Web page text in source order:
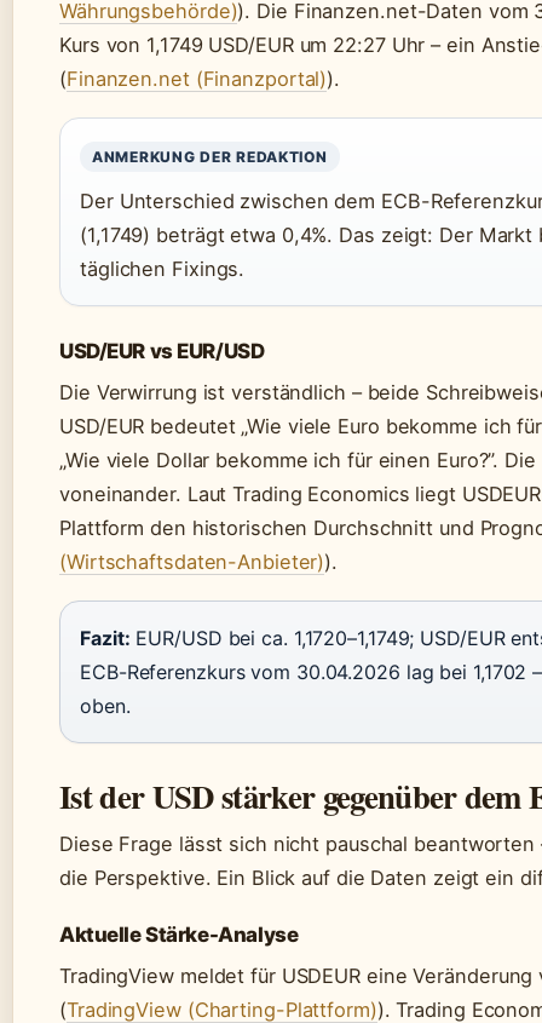
Währungsbehörde)). Die Finanzen.net-Daten vom
Kurs von 1,1749 USD/EUR um 22:27 Uhr – ein
(Finanzen.net (Finanzportal)).
ANMERKUNG DER REDAKTION
Der Unterschied zwischen dem ECB-
(1,1749) beträgt etwa 0,4%. Das zeigt: Der
täglichen Fixings.
USD/EUR vs EUR/USD
Die Verwirrung ist verständlich – beide
USD/EUR bedeutet „Wie viele Euro bekomme ich
„Wie viele Dollar bekomme ich für einen Euro?”.
voneinander. Laut Trading Economics liegt
Plattform den historischen Durchschnitt und
(Wirtschaftsdaten-Anbieter)).
Fazit: EUR/USD bei ca. 1,1720–1,1749; USD/EUR
ECB-Referenzkurs vom 30.04.2026 lag bei
oben.
Ist der USD stärker gegenüber dem
Diese Frage lässt sich nicht pauschal
die Perspektive. Ein Blick auf die Daten zeigt ein
Aktuelle Stärke-Analyse
TradingView meldet für USDEUR eine
(TradingView (Charting-Plattform)). Trading